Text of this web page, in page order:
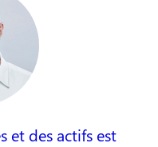
et des actifs est